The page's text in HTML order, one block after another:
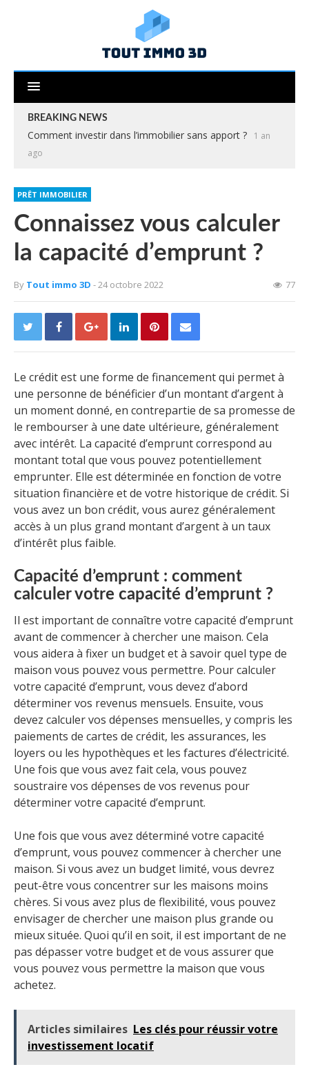
BREAKING NEWS
Comment investir dans l’immobilier sans apport ?
1 an
ago
PRÊT IMMOBILIER
Connaissez vous calculer
la capacité d’emprunt ?
By Tout immo 3D - 24 octobre 2022 77
Le crédit est une forme de financement qui permet à
une personne de bénéficier d’un montant d’argent à
un moment donné, en contrepartie de sa promesse de
le rembourser à une date ultérieure, généralement
avec intérêt. La capacité d’emprunt correspond au
montant total que vous pouvez potentiellement
emprunter. Elle est déterminée en fonction de votre
situation financière et de votre historique de crédit. Si
vous avez un bon crédit, vous aurez généralement
accès à un plus grand montant d’argent à un taux
d’intérêt plus faible.
Capacité d’emprunt : comment
calculer votre capacité d’emprunt ?
Il est important de connaître votre capacité d’emprunt
avant de commencer à chercher une maison. Cela
vous aidera à fixer un budget et à savoir quel type de
maison vous pouvez vous permettre. Pour calculer
votre capacité d’emprunt, vous devez d’abord
déterminer vos revenus mensuels. Ensuite, vous
devez calculer vos dépenses mensuelles, y compris les
paiements de cartes de crédit, les assurances, les
loyers ou les hypothèques et les factures d’électricité.
Une fois que vous avez fait cela, vous pouvez
soustraire vos dépenses de vos revenus pour
déterminer votre capacité d’emprunt.
Une fois que vous avez déterminé votre capacité
d’emprunt, vous pouvez commencer à chercher une
maison. Si vous avez un budget limité, vous devrez
peut-être vous concentrer sur les maisons moins
chères. Si vous avez plus de flexibilité, vous pouvez
envisager de chercher une maison plus grande ou
mieux située. Quoi qu’il en soit, il est important de ne
pas dépasser votre budget et de vous assurer que
vous pouvez vous permettre la maison que vous
achetez.
Articles similaires Les clés pour réussir votre
investissement locatif